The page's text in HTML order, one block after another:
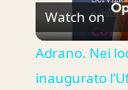
Watch on
Adrano. Nei
inaugurato